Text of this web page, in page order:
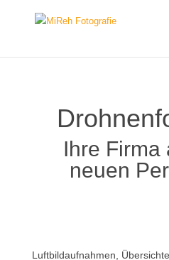
Ihre Firma
neuen
Luftbildaufnahmen,